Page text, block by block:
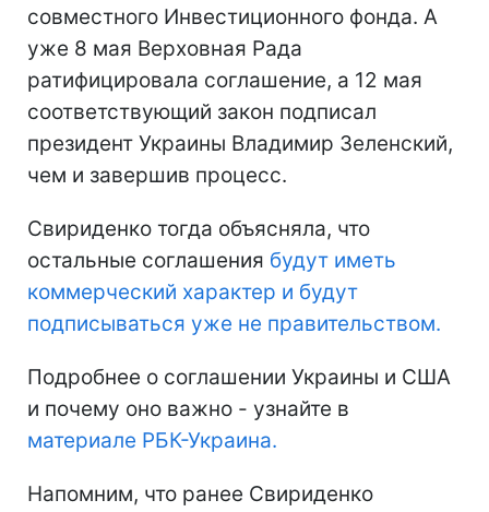
совместного Инвестиционного фонда. А
уже 8 мая Верховная Рада
ратифицировала соглашение, а 12 мая
соответствующий закон подписал
президент Украины Владимир Зеленский,
чем и завершив процесс.
Свириденко тогда объясняла, что
остальные соглашения будут иметь
коммерческий характер и будут
подписываться уже не правительством.
Подробнее о соглашении Украины и США
и почему оно важно - узнайте в
материале РБК-Украина.
Напомним, что ранее Свириденко